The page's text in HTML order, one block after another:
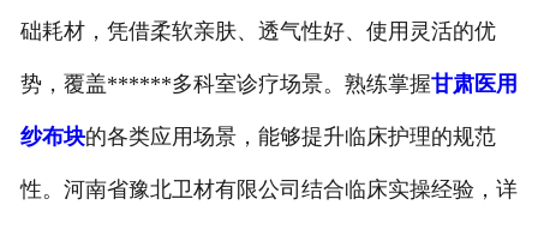
础耗材，凭借柔软亲肤、透气性好、使用灵活的优
势，覆盖******多科室诊疗场景。熟练掌握甘肃医用
纱布块的各类应用场景，能够提升临床护理的规范
性。河南省豫北卫材有限公司结合临床实操经验，详